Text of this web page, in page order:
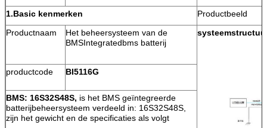
1.Basic kenmerken
Productbeeld
Productnaam
Het beheersysteem van de
BMSIntegratedbms batterij
productcode BI5116G
BMS: 16S32S48S, is het BMS geïntegreerde
batterijbeheersysteem verdeeld in: 16S32S48S,
zijn het gewicht en de specificaties als volgt